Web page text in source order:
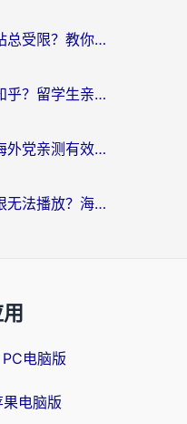
海外看国内电视剧的网站总受限？教你选对回国加速器，轻松追热剧
海外可以看搜狐视频吗知乎？留学生亲测有效的回国加速器选择指南
国外怎么用酷我音乐？海外党亲测有效的回国加速方案，附千千音乐中文歌收听指南
爱奇艺当前地区版权受限无法播放？海外党追剧看电影的终极解决方案来了
电脑版
电脑版